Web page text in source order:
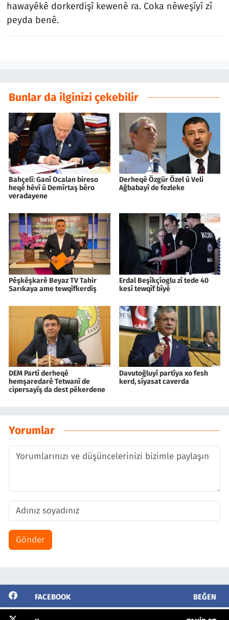
hawayêkê dorkerdişî kewenê ra. Coka nêweşîyî zî
peyda benê.
Bunlar da ilginizi çekebilir
Bahçelî: Ganî Ocalan bireso
heqê hêvî û Demîrtaş bêro
veradayene
Derheqê Özgür Özel û Veli
Ağbabayî de fezleke
Pêşkêşkarê Beyaz TV Tahir
Sarıkaya ame tewqîfkerdiş
Erdal Beşîkçîoglu zî tede 40
kesî tewqîf bîyê
DEM Partî derheqê
hemşaredarê Tetwanî de
cipersayîş da dest pêkerdene
Davutoğluyî partîya xo fesh
kerd, sîyasat caverda
Yorumlar
Gönder
FACEBOOK BEĞEN